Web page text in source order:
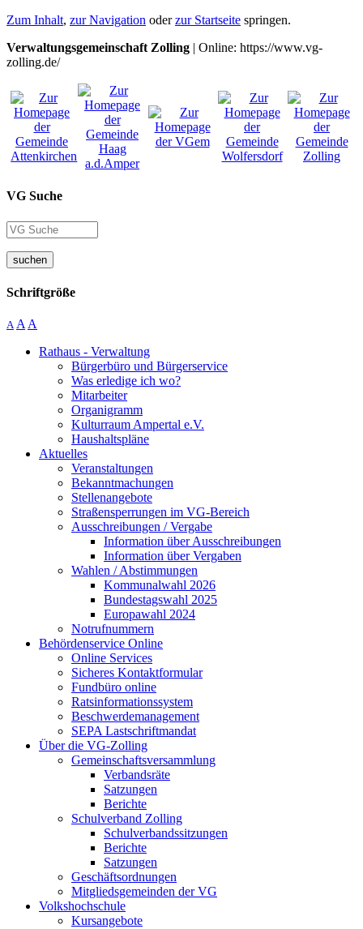
Zum Inhalt, zur Navigation oderzur Startseite springen.
Verwaltungsgemeinschaft Zolling | Online: https://www.vg-
zolling.de/
VG Suche
suchen
Schriftgröße
A A A
Rathaus - Verwaltung
Bürgerbüro und Bürgerservice
Was erledige ich wo?
Mitarbeiter
Organigramm
Kulturraum Ampertal e.V.
Haushaltspläne
Aktuelles
Veranstaltungen
Bekanntmachungen
Stellenangebote
Straßensperrungen im VG-Bereich
Ausschreibungen / Vergabe
Information über Ausschreibungen
Information über Vergaben
Wahlen / Abstimmungen
Kommunalwahl 2026
Bundestagswahl 2025
Europawahl 2024
Notrufnummern
Behördenservice Online
Online Services
Sicheres Kontaktformular
Fundbüro online
Ratsinformationssystem
Beschwerdemanagement
SEPA Lastschriftmandat
Über die VG-Zolling
Gemeinschaftsversammlung
Verbandsräte
Satzungen
Berichte
Schulverband Zolling
Schulverbandssitzungen
Berichte
Satzungen
Geschäftsordnungen
Mitgliedsgemeinden der VG
Volkshochschule
Kursangebote